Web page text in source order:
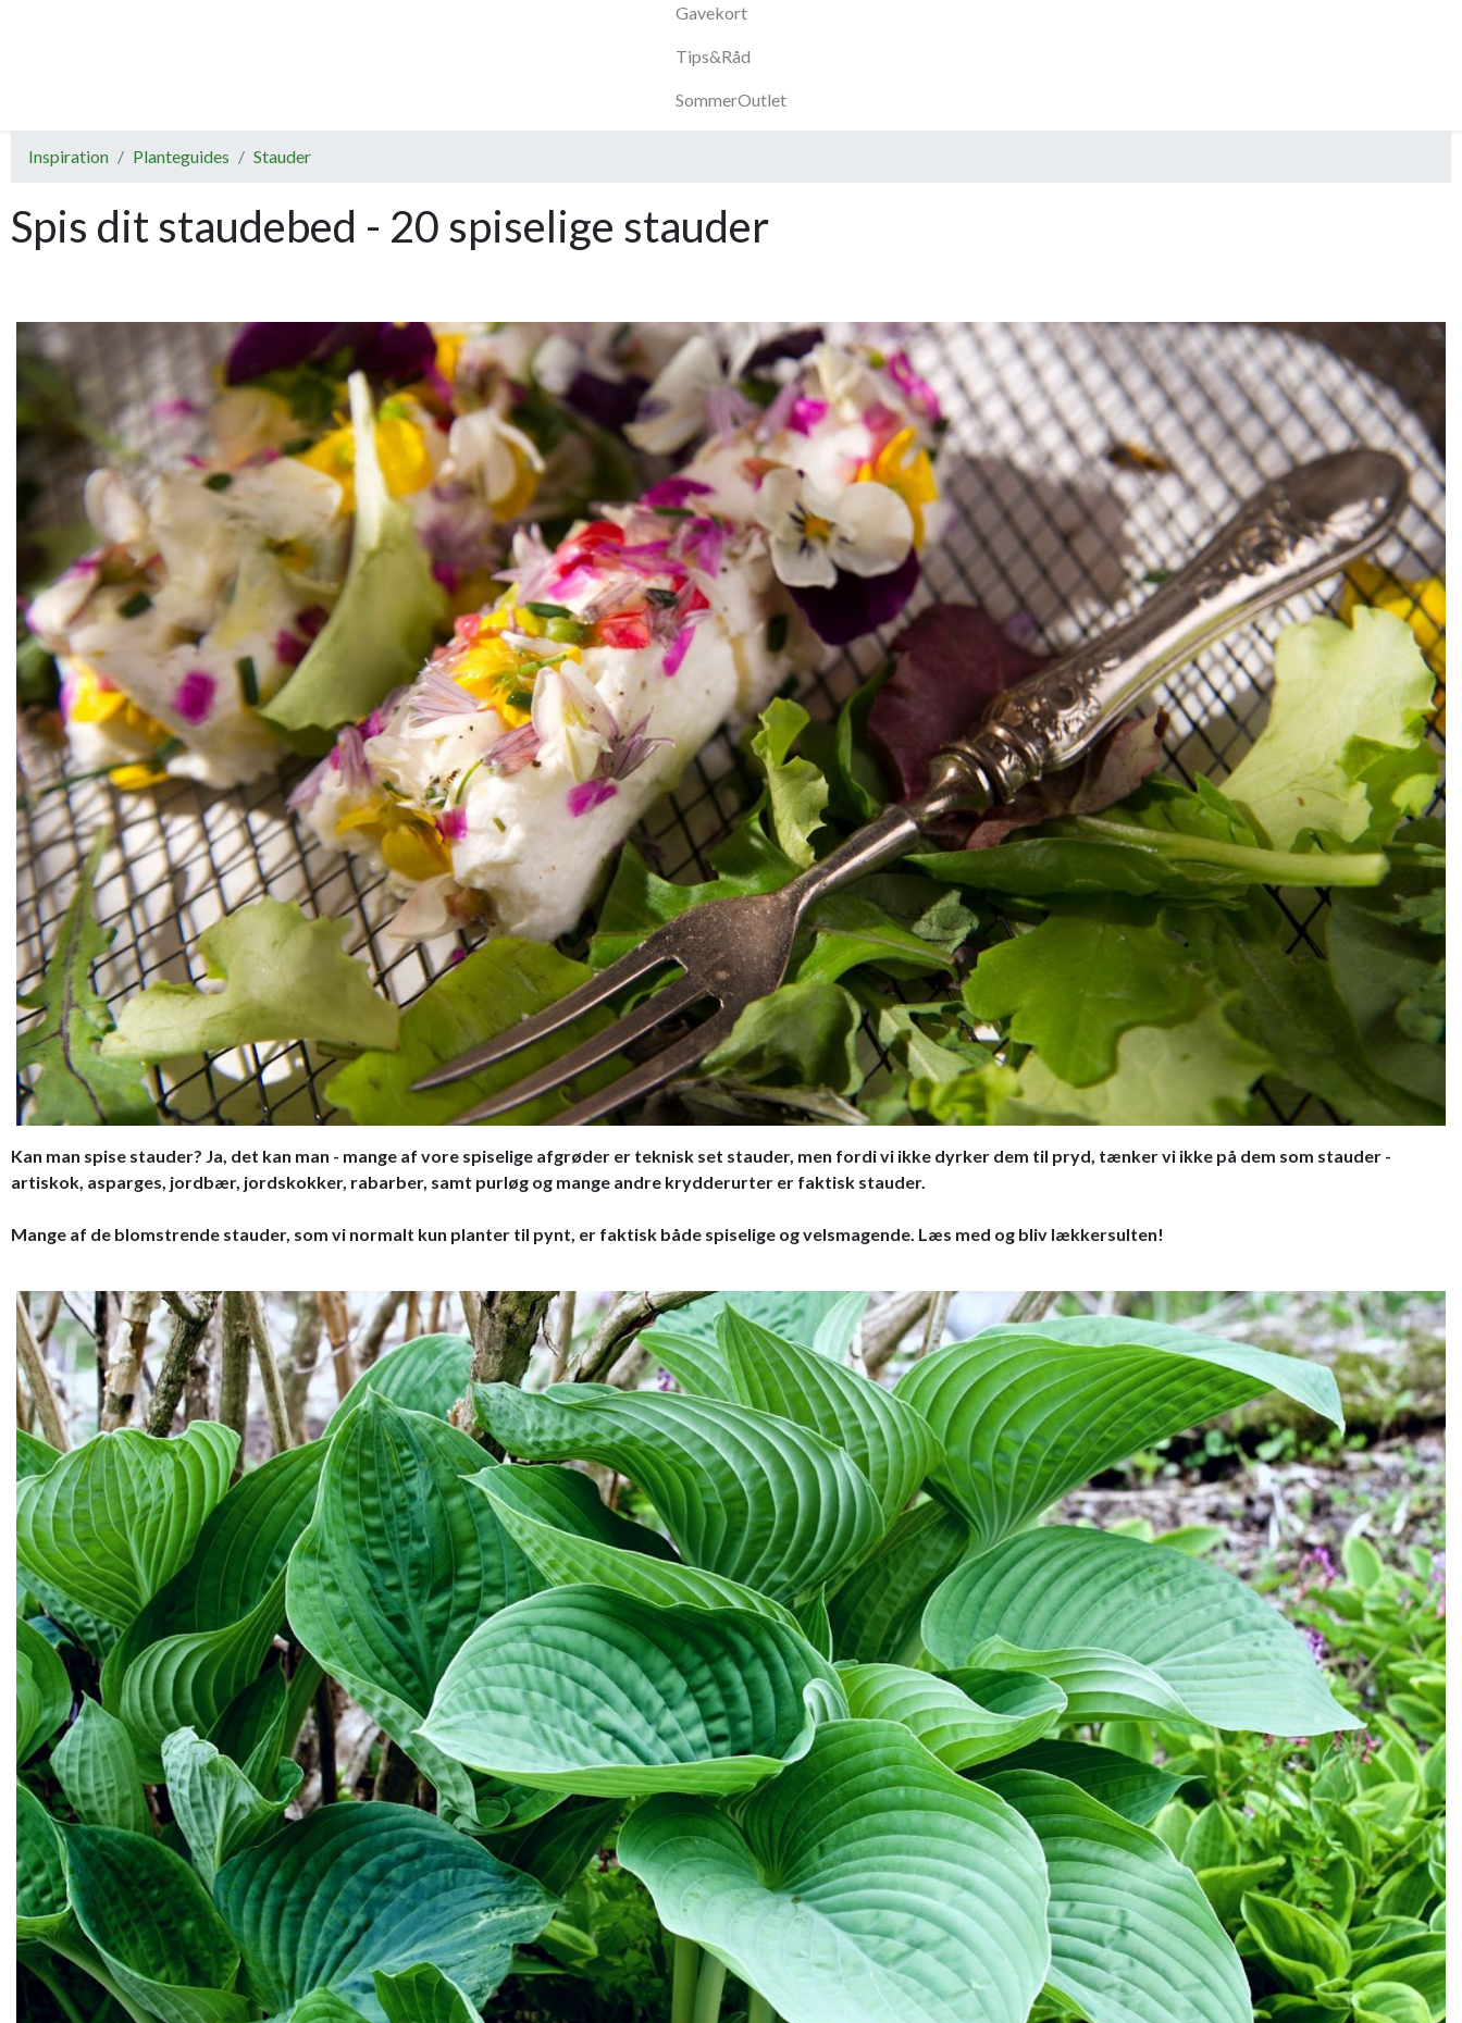
Gavekort
Tips&Råd
SommerOutlet
Inspiration Planteguides Stauder
Spis dit staudebed - 20 spiselige stauder
Kan man spise stauder? Ja, det kan man - mange af vore spiselige afgrøder er teknisk set stauder, men fordi vi ikke dyrker dem til pryd, tænker vi ikke på dem som stauder -
artiskok, asparges, jordbær, jordskokker, rabarber, samt purløg og mange andre krydderurter er faktisk stauder.
Mange af de blomstrende stauder, som vi normalt kun planter til pynt, er faktisk både spiselige og velsmagende. Læs med og bliv lækkersulten!